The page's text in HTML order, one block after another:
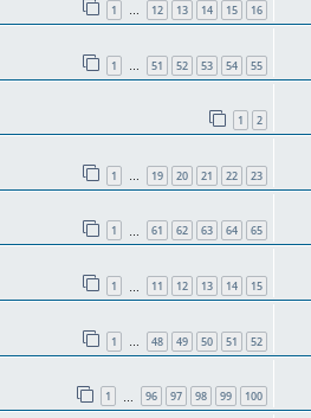
1 … 12 13 14 15 16
1 … 51 52 53 54 55
1 2
1 … 19 20 21 22 23
1 61 62 63 64 65
1 11 12 13 14 15
1 … 48 49 50 51 52
1 96 97 98 99 100